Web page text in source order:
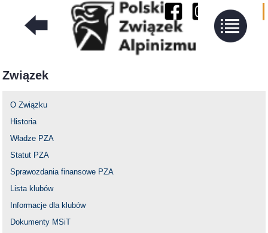
Związek
O Związku
Historia
Władze PZA
Statut PZA
Sprawozdania finansowe PZA
Lista klubów
Informacje dla klubów
Dokumenty MSiT